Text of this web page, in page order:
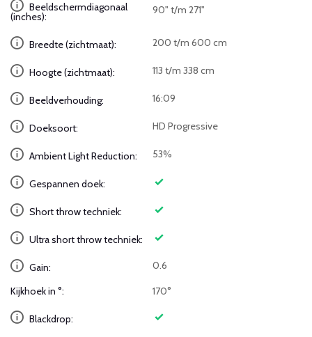
Beeldschermdiagonaal
(inches):
90" t/m 271"
Breedte (zichtmaat): 200 t/m 600 cm
Hoogte (zichtmaat): 113 t/m 338 cm
Beeldverhouding: 16:09
Doeksoort: HD Progressive
Ambient Light Reduction: 53%
Gespannen doek:
Short throw techniek:
Ultra short throw techniek:
Gain: 0.6
Kijkhoek in °: 170°
Blackdrop: